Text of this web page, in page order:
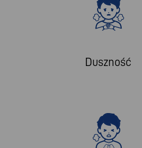
Duszność